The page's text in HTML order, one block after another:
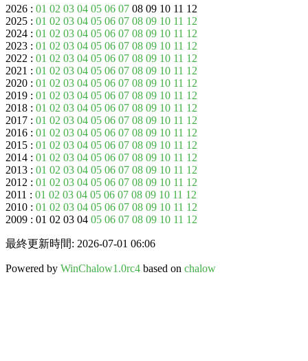
2026 : 01 02 03 04 05 06 07 08 09 10 11 12
2025 : 01 02 03 04 05 06 07 08 09 10 11 12
2024 : 01 02 03 04 05 06 07 08 09 10 11 12
2023 : 01 02 03 04 05 06 07 08 09 10 11 12
2022 : 01 02 03 04 05 06 07 08 09 10 11 12
2021 : 01 02 03 04 05 06 07 08 09 10 11 12
2020 : 01 02 03 04 05 06 07 08 09 10 11 12
2019 : 01 02 03 04 05 06 07 08 09 10 11 12
2018 : 01 02 03 04 05 06 07 08 09 10 11 12
2017 : 01 02 03 04 05 06 07 08 09 10 11 12
2016 : 01 02 03 04 05 06 07 08 09 10 11 12
2015 : 01 02 03 04 05 06 07 08 09 10 11 12
2014 : 01 02 03 04 05 06 07 08 09 10 11 12
2013 : 01 02 03 04 05 06 07 08 09 10 11 12
2012 : 01 02 03 04 05 06 07 08 09 10 11 12
2011 : 01 02 03 04 05 06 07 08 09 10 11 12
2010 : 01 02 03 04 05 06 07 08 09 10 11 12
2009 : 01 02 03 04 05 06 07 08 09 10 11 12
最終更新時間: 2026-07-01 06:06
Powered by WinChalow1.0rc4 based on chalow